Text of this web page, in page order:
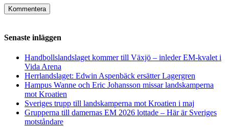
Senaste inläggen
Handbollslandslaget kommer till Växjö – inleder EM-kvalet i
Vida Arena
Herrlandslaget: Edwin Aspenbäck ersätter Lagergren
Hampus Wanne och Eric Johansson missar landskamperna
mot Kroatien
Sveriges trupp till landskamperna mot Kroatien i maj
Grupperna till damernas EM 2026 lottade – Här är Sveriges
motståndare